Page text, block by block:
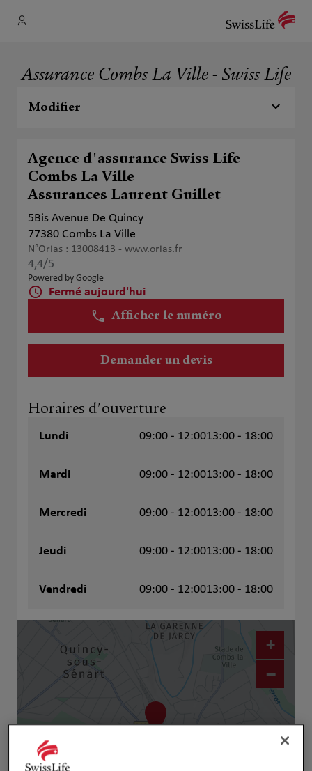
Assurance Combs La Ville - Swiss Life
Modifier
Agence d'assurance Swiss Life
Combs La Ville
Assurances Laurent Guillet
5Bis Avenue De Quincy
77380 Combs La Ville
N°Orias : 13008413 - www.orias.fr
4,4/5
Powered by Google
Fermé aujourd'hui
Afficher le numéro
Demander un devis
Horaires d'ouverture
Lundi 09:00 - 12:0013:00 - 18:00
Mardi 09:00 - 12:0013:00 - 18:00
Mercredi 09:00 - 12:0013:00 - 18:00
Jeudi 09:00 - 12:0013:00 - 18:00
Vendredi 09:00 - 12:0013:00 - 18:00
+
−